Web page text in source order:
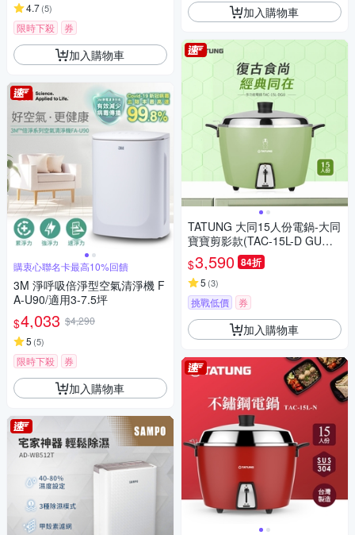
4.7(5)
限時下殺 券
加入購物車
購衷心聯名卡最高10%回饋
3M 淨呼吸倍淨型空氣清淨機 F
A-U90/適用3-7.5坪
$4,033 $4,290
5 (5)
限時下殺 券
加入購物車
加入購物車
TATUNG 大同15人份電鍋-大同
寶寶剪影款(TAC-15L-D GU經
典綠)(Y)
$3,590 84折
5 (3)
挑戰低價 券
加入購物車